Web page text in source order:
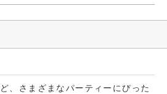
、さまざまなパーティーにぴった